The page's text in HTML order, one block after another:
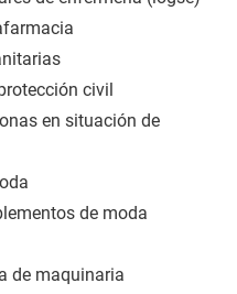
civil
en situación de
de moda
de maquinaria